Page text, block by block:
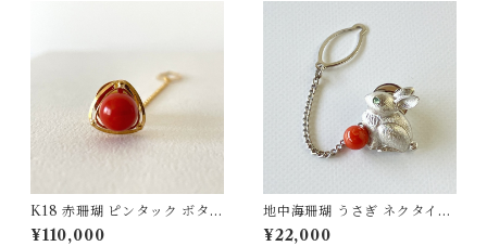
K18 赤珊瑚 ピンタック ボタン
チェーン付 fb-42
¥110,000
地中海珊瑚 うさぎ ネクタイピ
ン SV fb-31
¥22,000